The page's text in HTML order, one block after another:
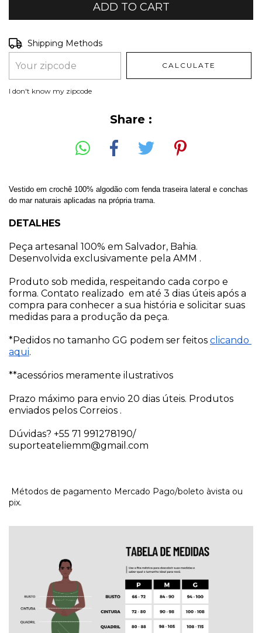
Shipping for zipcode:
Shipping Methods
CALCULATE
I don't know my zipcode
Share :
Vestido em crochê 100% algodão com fenda traseira lateral e conchas
do mar naturais aplicadas na própria trama.
DETALHES
Peça artesanal 100% em Salvador, Bahia.
Desenvolvida exclusivamente pela AMM .
Produto sob medida, respeitando cada corpo e
forma. Contato realizado  em até 3 dias úteis após a
compra para conhecer a sua história e solicitar suas
medidas para a produção da peça.
*Pedidos no tamanho GG podem ser feitos clicando
aqui.
**acessórios meramente ilustrativos
Prazo máximo para envio 20 dias úteis. Produtos
enviados pelos Correios .
Dúvidas? +55 71 991278190/
suporteateliemm@gmail.com
Métodos de pagamento Mercado Pago/boleto àvista ou
pix.